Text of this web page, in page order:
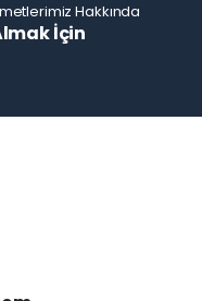
Hakkında
İçin